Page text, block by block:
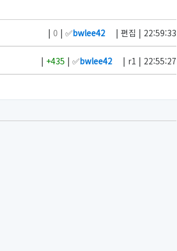
| 0 | ✅bwlee42 | 편집 | 22:59:33
| +435 | ✅bwlee42 | r1 | 22:55:27